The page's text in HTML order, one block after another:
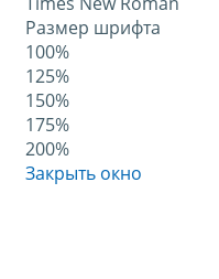
Размер шрифта
100%
125%
150%
175%
200%
Закрыть окно